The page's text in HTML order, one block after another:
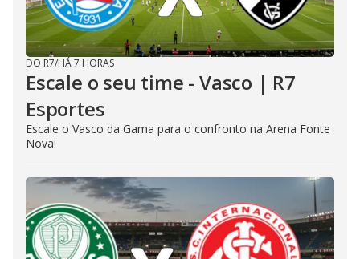
DO R7/HÁ 7 HORAS
Escale o seu time - Vasco | R7
Esportes
Escale o Vasco da Gama para o confronto na Arena Fonte
Nova!